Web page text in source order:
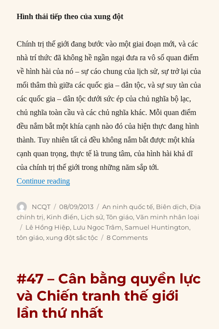
chủ nghĩa toàn cầu và các chủ nghĩa khác. Mỗi quan điểm
thành. Tuy nhiên tất cả đều không nắm bắt được một khía
cạnh quan trọng, thực tế là trung tâm, của hình hài khả dĩ
của chính trị thế giới trong những năm sắp tới.
Continue reading“#54 – Sự va chạm giữa các nền văn minh?”
Author
NCQT
Posted
on
08/09/2013 Categories
An ninh quốc tế,Biên dịch,Địa
chính trị ,Kinh điển,Lịch sử,Tôn giáo, Văn minh nhân loại
Tags
Lê Hồng Hiệp ,Lưu Ngọc Trâm Samuel Huntington ,
,xung đột sắc tộc 8 Comments
#47 – Cân bằng quyền lực
và Chiến tranh thế giới
lần thứ nhất